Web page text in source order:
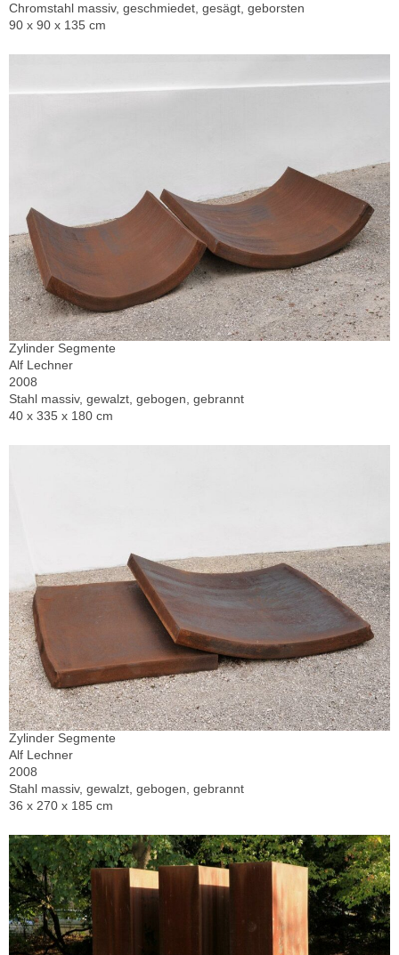
Chromstahl massiv, geschmiedet, gesägt, geborsten
90 x 90 x 135 cm
Zylinder Segmente
Alf Lechner
2008
Stahl massiv, gewalzt, gebogen, gebrannt
40 x 335 x 180 cm
Zylinder Segmente
Alf Lechner
2008
Stahl massiv, gewalzt, gebogen, gebrannt
36 x 270 x 185 cm